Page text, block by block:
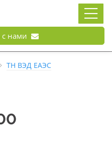
с нами
ТН ВЭД ЕАЭС